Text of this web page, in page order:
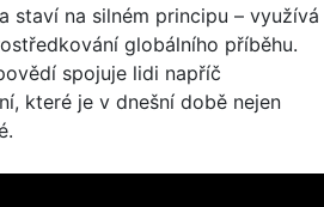
staví na silném principu – využívá
globálního příběhu.
spojuje lidi napříč
které je v dnešní době nejen